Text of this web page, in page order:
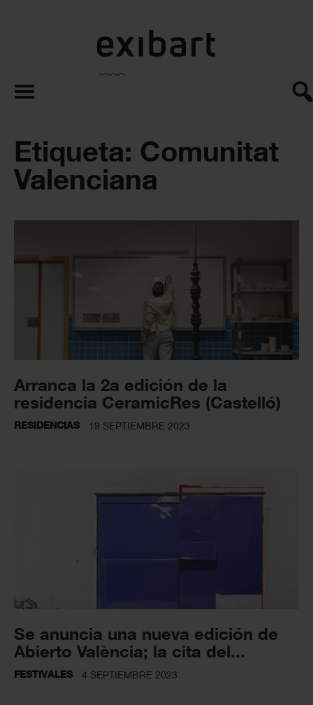
exibart.es
Etiqueta: Comunitat
Valenciana
Arranca la 2a edición de la
residencia CeramicRes (Castelló)
RESIDENCIAS 19 SEPTIEMBRE 2023
Se anuncia una nueva edición de
Abierto València; la cita del...
FESTIVALES 4 SEPTIEMBRE 2023